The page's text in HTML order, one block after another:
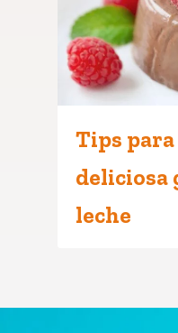
Tips
deliciosa
leche